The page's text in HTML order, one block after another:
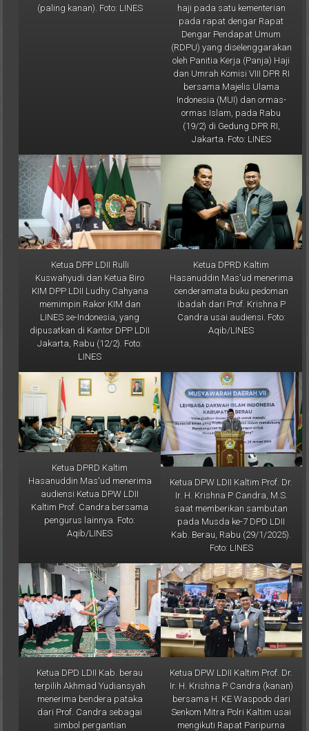
pada rapat dengar Rapat
Dengar Pendapat Umum
(RDPU) yang diselenggarakan
oleh Panitia Kerja (Panja) Haji
dan Umrah Komisi VIII DPR RI
bersama Majelis Ulama
Indonesia (MUI) dan ormas-
ormas Islam, pada Rabu
(19/2) di Gedung DPR RI,
Jakarta. Foto: LINES
Ketua DPP LDII Rulli
Kuswahyudi dan Ketua Biro
KIM DPP LDII Ludhy Cahyana
memimpin Rakor KIM dan
LINES se-Indonesia, yang
dipusatkan di Kantor DPP LDII
Jakarta, Rabu (12/2). Foto:
LINES
Ketua DPRD Kaltim
Hasanuddin Mas'ud menerima
cenderamata buku pedoman
ibadah dari Prof. Krishna P
Candra usai audiensi. Foto:
Aqib/LINES
Ketua DPRD Kaltim
Hasanuddin Mas'ud menerima
audiensi Ketua DPW LDII
Kaltim Prof. Candra bersama
pengurus lainnya. Foto:
Aqib/LINES
Ketua DPW LDII Kaltim Prof. Dr.
Ir. H. Krishna P Candra, M.S.
saat memberikan sambutan
pada Musda ke-7 DPD LDII
Kab. Berau, Rabu (29/1/2025).
Foto: LINES
Ketua DPD LDII Kab. berau
terpilih Akhmad Yudiansyah
menerima bendera pataka
dari Prof. Candra sebagai
simbol pergantian
kepemimpinan yang baru. Foto:
Ketua DPW LDII Kaltim Prof. Dr.
Ir. H. Krishna P Candra (kanan)
bersama H. KE Waspodo dari
Senkom Mitra Polri Kaltim usai
mengikuti Rapat Paripurna
HUT ke-68 Prov. Kaltim, Rabu